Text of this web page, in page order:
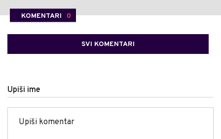
KOMENTARI 0
SVI KOMENTARI
Upiši ime